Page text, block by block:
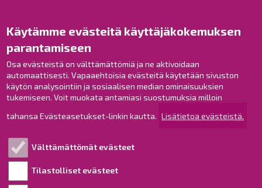
Käytämme evästeitä käyttäjäkokemuksen
parantamiseen
Osa evästeistä on välttämättömiä ja ne aktivoidaan
automaattisesti. Vapaaehtoisia evästeitä käytetään sivuston
käytön analysointiin ja sosiaalisen median ominaisuuksien
tukemiseen. Voit muokata antamiasi suostumuksia milloin
tahansa Evästeasetukset-linkin kautta. Lisätietoa evästeistä.
Välttämättömät evästeet
Tilastolliset evästeet
Raahe Facebookissa
Raahe Instagramissa
Raahe LinkedInissä
Raahe YouTubessa
Esityslistat ja pöytäkirjat
Viranhaltijapäätökset